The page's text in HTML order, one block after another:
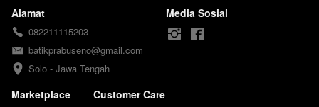
Alamat
082211115203
batikprabuseno@gmail.com
Solo - Jawa Tengah
Media Sosial
Marketplace Customer Care